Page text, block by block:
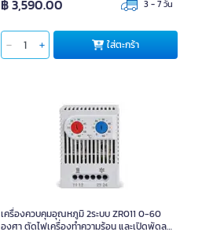
฿ 3,590.00 3 - 7 วัน
ใส่ตะกร้า
เครื่องควบคุมอุณหภูมิ 2ระบบ ZR011 0-60
องศา ตัดไฟเครื่องทำความร้อน และเปิดพัดลม